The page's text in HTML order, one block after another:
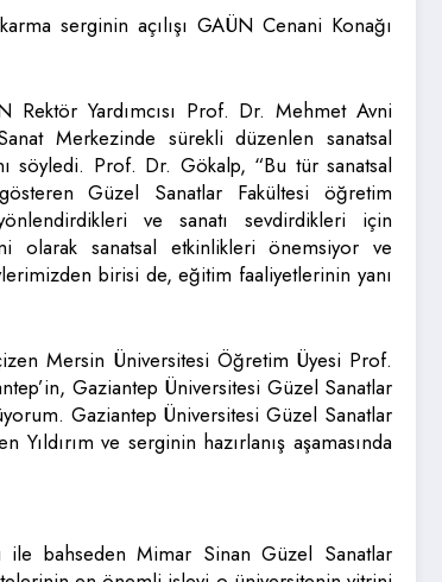
serginin açılışı GAÜN Cenani Konağı
Rektör Yardımcısı Prof. Dr. Mehmet Avni
Merkezinde sürekli düzenlen sanatsal
söyledi. Prof. Dr. Gökalp, “Bu tür sanatsal
Güzel Sanatlar Fakültesi öğretim
ve sanatı sevdirdikleri için
olarak sanatsal etkinlikleri önemsiyor ve
birisi de, eğitim faaliyetlerinin yanı
Mersin Üniversitesi Öğretim Üyesi Prof.
Gaziantep Üniversitesi Güzel Sanatlar
Gaziantep Üniversitesi Güzel Sanatlar
ve serginin hazırlanış aşamasında
bahseden Mimar Sinan Güzel Sanatlar